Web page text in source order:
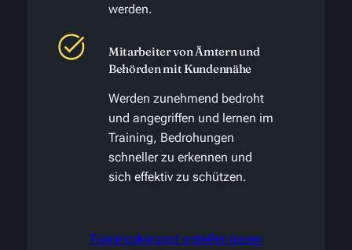
werden.
Mitarbeiter von Ämtern und
Behörden mit Kundennähe
Werden zunehmend bedroht
und angegriffen und lernen im
Training, Bedrohungen
schneller zu erkennen und
sich effektiv zu schützen.
Trainingskonzept erstellen lassen